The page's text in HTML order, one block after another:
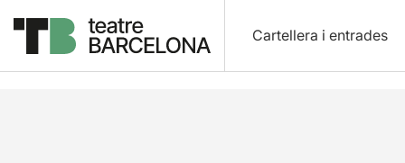
Cartellera i entrades